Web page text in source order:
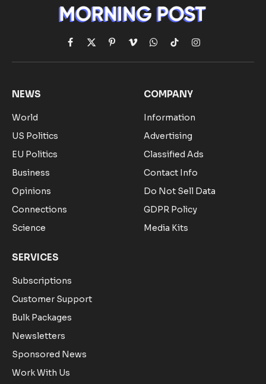
Facebook
X
(Twitter)
Pinterest
VimeoWhatsApp
TikTokInstagram
NEWS
World
US Politics
EU Politics
Business
Opinions
Connections
Science
COMPANY
Information
Advertising
Classified Ads
Contact Info
Do Not Sell Data
GDPR Policy
Media Kits
SERVICES
Subscriptions
Customer Support
Bulk Packages
Newsletters
Sponsored News
Work With Us